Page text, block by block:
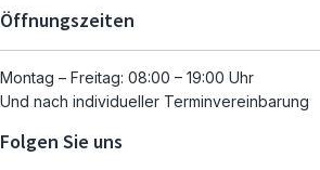
Öffnungszeiten
Montag – Freitag: 08:00 – 19:00 Uhr
Und nach individueller Terminvereinbarung
Folgen Sie uns